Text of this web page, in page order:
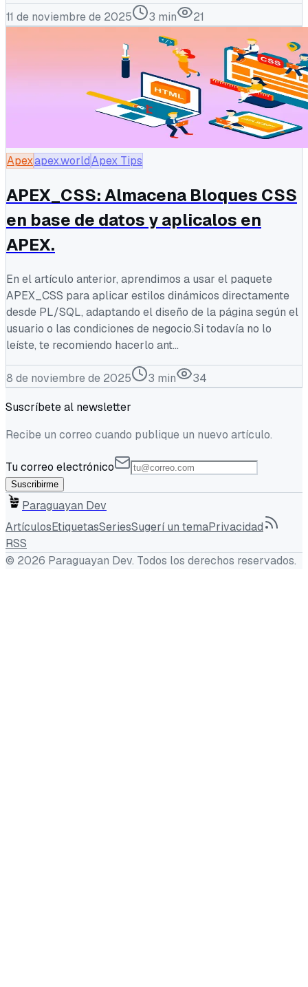
11 de noviembre de 2025 3 min 21
Apexapex.worldApex Tips
APEX_CSS: Almacena Bloques CSS
en base de datos y aplicalos en
APEX.
En el artículo anterior, aprendimos a usar el paquete
APEX_CSS para aplicar estilos dinámicos directamente
desde PL/SQL, adaptando el diseño de la página según el
usuario o las condiciones de negocio.Si todavía no lo
leíste, te recomiendo hacerlo ant...
8 de noviembre de 2025 3 min
34
Suscríbete al newsletter
Recibe un correo cuando publique un nuevo artículo.
Tu correo electrónico
Suscribirme
Paraguayan Dev
ArtículosEtiquetasSeriesSugerí un temaPrivacidad
RSS
© 2026 Paraguayan Dev. Todos los derechos reservados.